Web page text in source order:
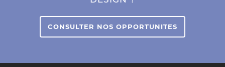
CONSULTER NOS OPPORTUNITES